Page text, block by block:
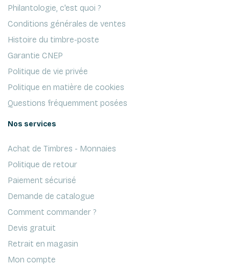
Philantologie, c'est quoi ?
Conditions générales de ventes
Histoire du timbre-poste
Garantie CNEP
Politique de vie privée
Politique en matière de cookies
Questions fréquemment posées
Nos services
Achat de Timbres - Monnaies
Politique de retour
Paiement sécurisé
Demande de catalogue
Comment commander ?
Devis gratuit
Retrait en magasin
Mon compte